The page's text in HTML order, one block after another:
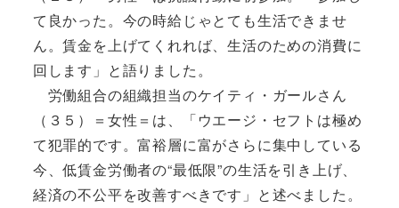
て良かった。今の時給じゃとても生活できませ
ん。賃金を上げてくれれば、生活のための消費に
回します」と語りました。
労働組合の組織担当のケイティ・ガールさん
（３５）＝女性＝は、「ウエージ・セフトは極め
て犯罪的です。富裕層に富がさらに集中している
今、低賃金労働者の“最低限”の生活を引き上げ、
経済の不公平を改善すべきです」と述べました。